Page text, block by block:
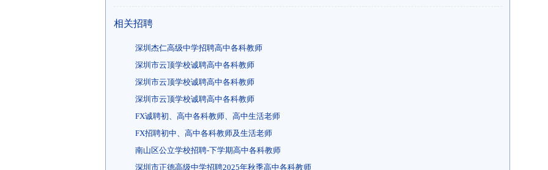
相关招聘
深圳杰仁高级中学招聘高中各科教师
深圳市云顶学校诚聘高中各科教师
深圳市云顶学校诚聘高中各科教师
深圳市云顶学校诚聘高中各科教师
FX诚聘初、高中各科教师、高中生活老师
FX招聘初中、高中各科教师及生活老师
南山区公立学校招聘-下学期高中各科教师
深圳市正德高级中学招聘2025年秋季高中各科教师